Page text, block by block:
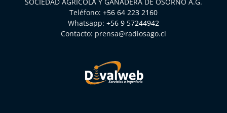
Teléfono: +56 64 223 2160
Whatsapp: +56 9 57244942
Contacto: prensa@radiosago.cl